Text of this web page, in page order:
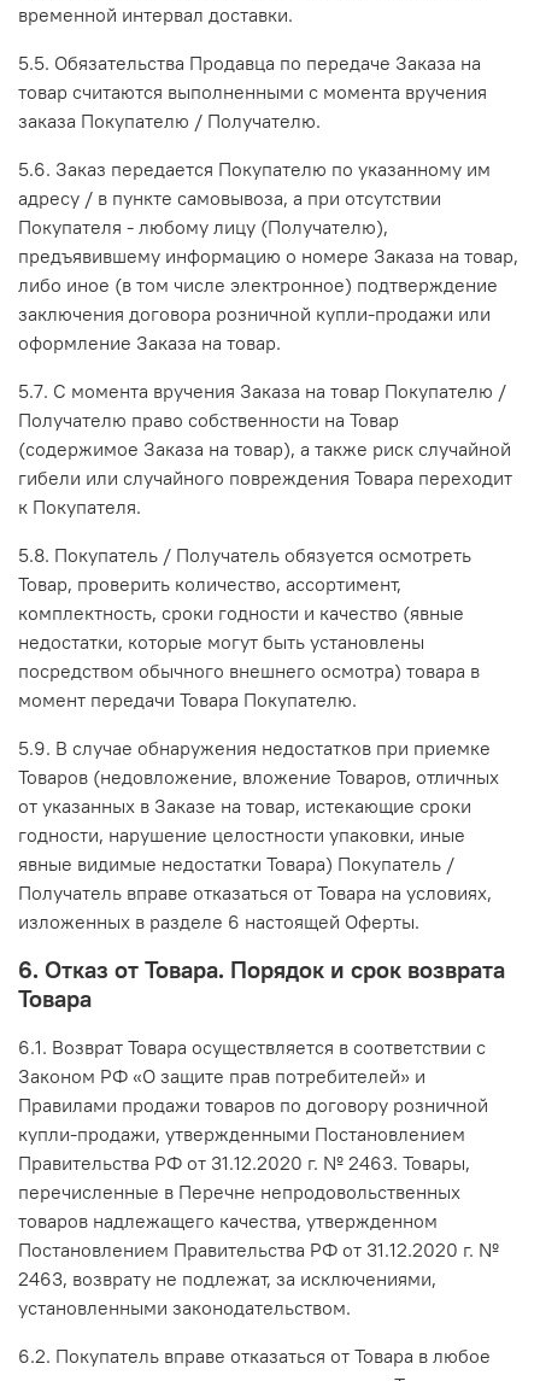
временной интервал доставки.
5.5. Обязательства Продавца по передаче Заказа на
товар считаются выполненными с момента вручения
заказа Покупателю / Получателю.
5.6. Заказ передается Покупателю по указанному им
адресу / в пункте самовывоза, а при отсутствии
Покупателя - любому лицу (Получателю),
предъявившему информацию о номере Заказа на товар,
либо иное (в том числе электронное) подтверждение
заключения договора розничной купли-продажи или
оформление Заказа на товар.
5.7. С момента вручения Заказа на товар Покупателю /
Получателю право собственности на Товар
(содержимое Заказа на товар), а также риск случайной
гибели или случайного повреждения Товара переходит
к Покупателя.
5.8. Покупатель / Получатель обязуется осмотреть
Товар, проверить количество, ассортимент,
комплектность, сроки годности и качество (явные
недостатки, которые могут быть установлены
посредством обычного внешнего осмотра) товара в
момент передачи Товара Покупателю.
5.9. В случае обнаружения недостатков при приемке
Товаров (недовложение, вложение Товаров, отличных
от указанных в Заказе на товар, истекающие сроки
годности, нарушение целостности упаковки, иные
явные видимые недостатки Товара) Покупатель /
Получатель вправе отказаться от Товара на условиях,
изложенных в разделе 6 настоящей Оферты.
6. Отказ от Товара. Порядок и срок возврата
Товара
6.1. Возврат Товара осуществляется в соответствии с
Законом РФ «О защите прав потребителей» и
Правилами продажи товаров по договору розничной
купли-продажи, утвержденными Постановлением
Правительства РФ от 31.12.2020 г. № 2463. Товары,
перечисленные в Перечне непродовольственных
товаров надлежащего качества, утвержденном
Постановлением Правительства РФ от 31.12.2020 г. №
2463, возврату не подлежат, за исключениями,
установленными законодательством.
6.2. Покупатель вправе отказаться от Товара в любое